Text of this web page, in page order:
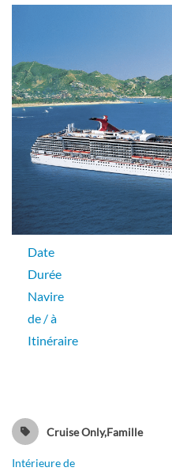
Date
Durée
Navire
de / à
Itinéraire
Cruise Only,Famille
Intérieure de